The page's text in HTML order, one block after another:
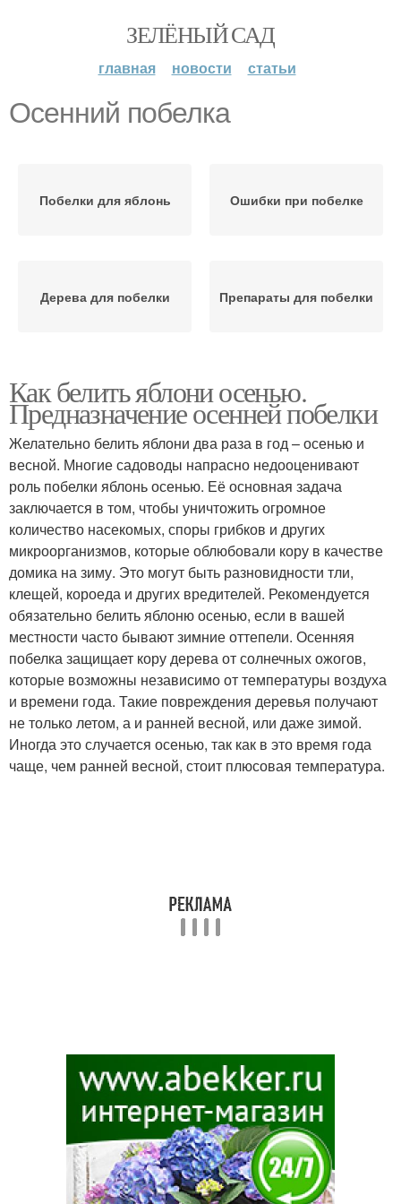
ЗЕЛЁНЫЙ САД
главная новости статьи
Осенний побелка
Побелки для яблонь Ошибки при побелке
Дерева для побелки Препараты для побелки
Как белить яблони осенью.
Предназначение осенней побелки
Желательно белить яблони два раза в год – осенью и
весной. Многие садоводы напрасно недооценивают
роль побелки яблонь осенью. Её основная задача
заключается в том, чтобы уничтожить огромное
количество насекомых, споры грибков и других
микроорганизмов, которые облюбовали кору в качестве
домика на зиму. Это могут быть разновидности тли,
клещей, короеда и других вредителей. Рекомендуется
обязательно белить яблоню осенью, если в вашей
местности часто бывают зимние оттепели. Осенняя
побелка защищает кору дерева от солнечных ожогов,
которые возможны независимо от температуры воздуха
и времени года. Такие повреждения деревья получают
не только летом, а и ранней весной, или даже зимой.
Иногда это случается осенью, так как в это время года
чаще, чем ранней весной, стоит плюсовая температура.